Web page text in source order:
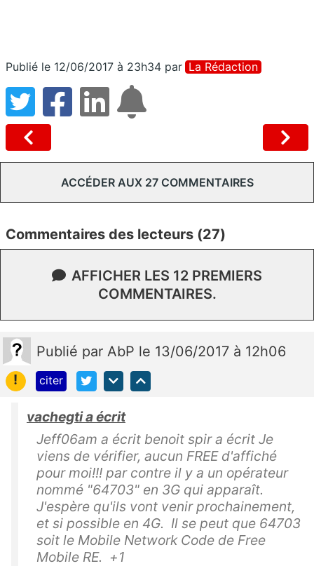
Publié le 12/06/2017 à 23h34 par La Rédaction
ACCÉDER AUX 27 COMMENTAIRES
Commentaires des lecteurs (27)
AFFICHER LES 12 PREMIERS
COMMENTAIRES.
Publié par AbP le 13/06/2017 à 12h06
!
citer
vachegti a écrit
Jeff06am a écrit benoit spir a écrit Je
viens de vérifier, aucun FREE d'affiché
pour moi!!! par contre il y a un opérateur
nommé "64703" en 3G qui apparaît.
J'espère qu'ils vont venir prochainement,
et si possible en 4G. Il se peut que 64703
soit le Mobile Network Code de Free
Mobile RE. +1